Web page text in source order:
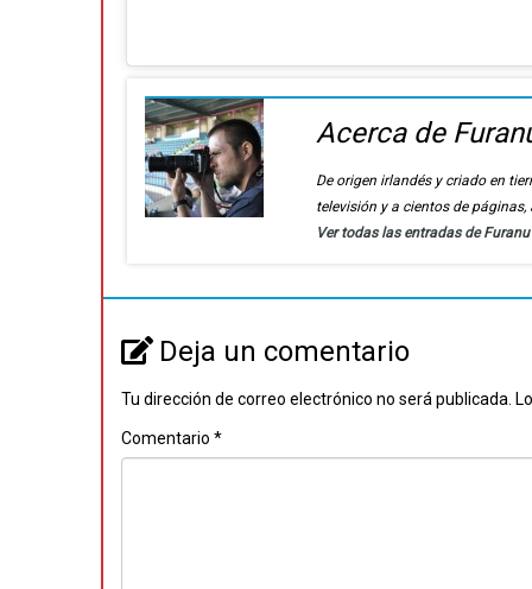
Acerca de
De origen irlandés y criado en
televisión y a cientos de
Ver todas las entradas de Furanu
Deja un comentario
Tu dirección de correo electrónico no será publicada.
Comentario *